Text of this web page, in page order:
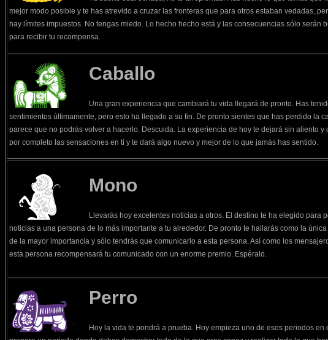
mejor modo posible y te has atrevido a cruzar las fronteras que para otros estaban vedadas,
hay límites impuestos. No tengas miedo. Lo hecho hecho está y las consecuencias sólo serán
para recibir tu recompensa.
Caballo
Una gran experiencia que cambiará tu vida llegará de pronto. Has
sentimientos últimamente, pero esto ha llegado a su fin. De pronto sientes que has perdido la
parece que no podrás volver a hacerlo. Descuida. La experiencia de hoy te dejará sin aliento y
por completo las sensaciones en ti y te dará algo nuevo y mejor de lo que jamás has sentido.
Mono
Llevarás hoy excelentes noticias a otros. El destino te ha elegido para
noticias a una persona de lo más importante a tu alrededor. De pronto te hallarás como la
de la mayor importancia y sólo tendrás que comunicarlo a esta persona. Así como los
esta persona recompensará tu comunicado con un enorme premio. Espéralo.
Perro
Hoy la vida te pondrá a prueba. Hoy empieza uno de esos periodos en